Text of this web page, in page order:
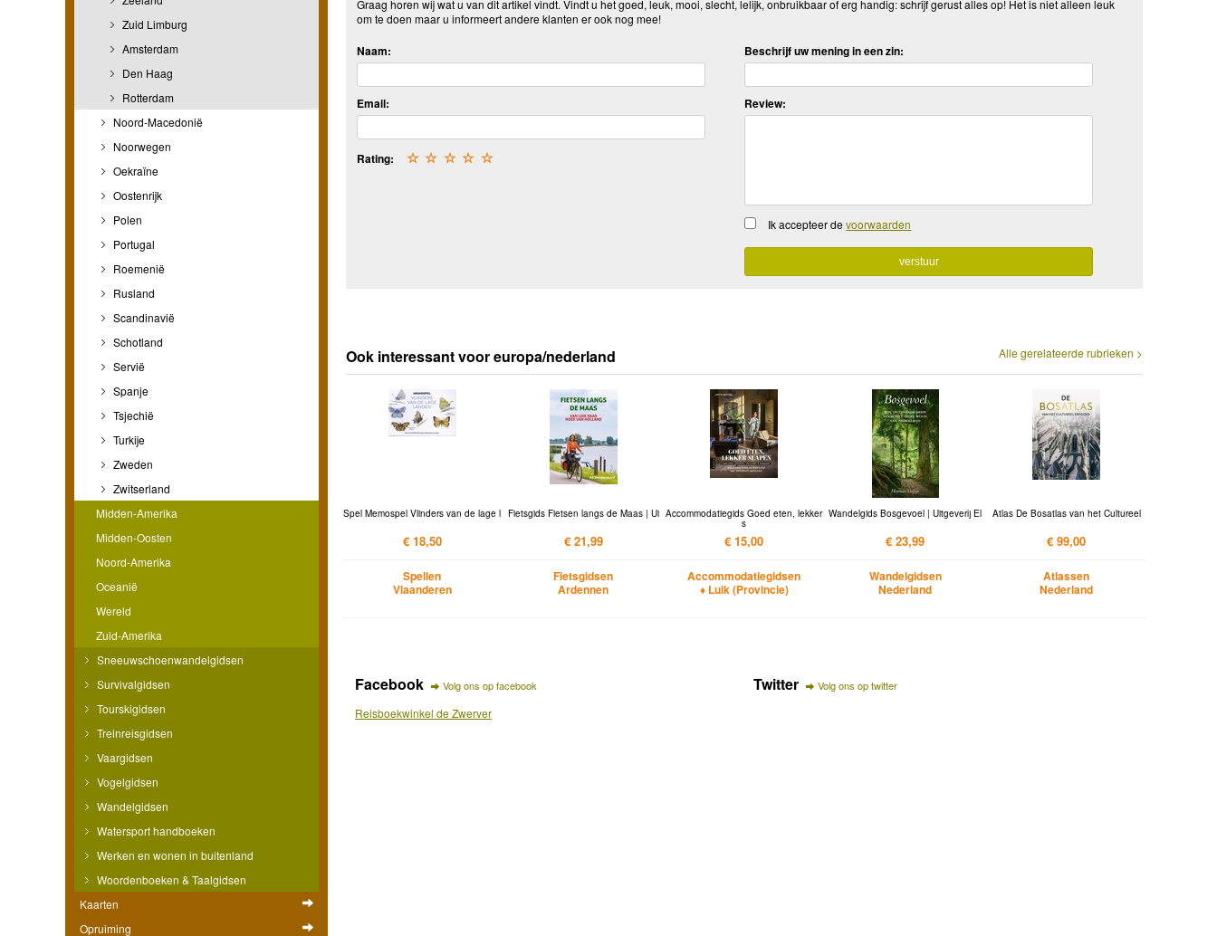
Zuid Limburg
Amsterdam
Den Haag
Rotterdam
Noord-Macedonië
Noorwegen
Oekraïne
Oostenrijk
Polen
Portugal
Roemenië
Rusland
Scandinavië
Schotland
Servië
Spanje
Tsjechië
Turkije
Zweden
Zwitserland
Midden-Amerika
Midden-Oosten
Noord-Amerika
Oceanië
Wereld
Zuid-Amerika
Sneeuwschoenwandelgidsen
Survivalgidsen
Tourskigidsen
Treinreisgidsen
Vaargidsen
Vogelgidsen
Wandelgidsen
Watersport handboeken
Werken en wonen in buitenland
Woordenboeken & Taalgidsen
Kaarten
Opruiming
Graag horen wij wat u van dit artikel vindt. Vindt u het goed, leuk, mooi, slecht, lelijk, onbruikbaar of erg handig: schrijf gerust alles op! Het is niet alleen leuk
om te doen maar u informeert andere klanten er ook nog mee!
Naam:
Email:
Rating: ☆
☆
☆
☆
☆
Beschrijf uw mening in een zin:
Review:
Ik accepteer devoorwaarden
Alle gerelateerde rubrieken >
Ook interessant voor europa/nederland
Spel Memospel Vlinders van de lage l
€ 18,50
Spellen
Vlaanderen
Fietsgids Fietsen langs de Maas | Ui
€ 21,99
Fietsgidsen
Ardennen
Accommodatiegids Goed eten, lekker
s
€ 15,00
Accommodatiegidsen
♦ Luik (Provincie)
Wandelgids Bosgevoel | Uitgeverij El
€ 23,99
Wandelgidsen
Nederland
Atlas De Bosatlas van het Cultureel
€ 99,00
Atlassen
Nederland
Facebook Volg ons op facebook
Reisboekwinkel de Zwerver
Twitter Volg ons op twitter